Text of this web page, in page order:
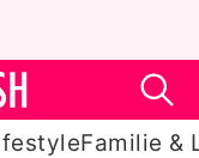
Familie &